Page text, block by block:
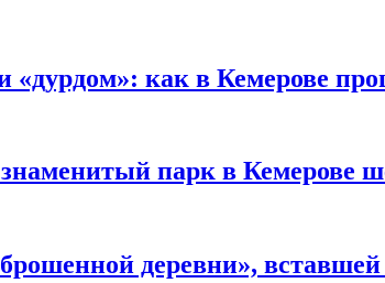
«дурдом»: как в Кемерове
парк в Кемерове
деревни», вставшей